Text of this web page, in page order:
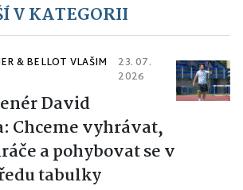
V KATEGORII
& BELLOT VLAŠIM
23. 07.
2026
David
Chceme vyhrávat,
a pohybovat se v
tabulky